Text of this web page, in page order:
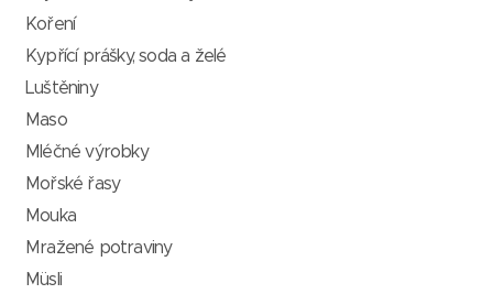
Koření
Kypřící prášky, soda a želé
Luštěniny
Maso
Mléčné výrobky
Mořské řasy
Mouka
Mražené potraviny
Müsli